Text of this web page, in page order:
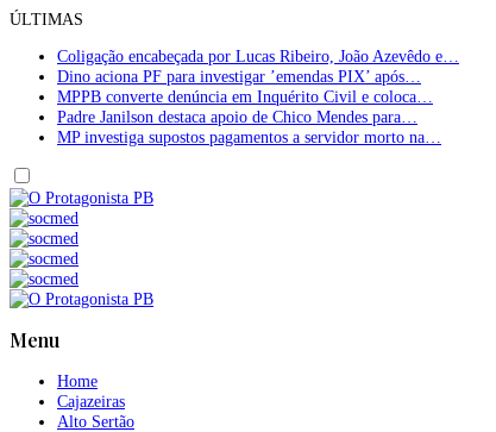
ÚLTIMAS
Coligação encabeçada por Lucas Ribeiro, João Azevêdo e…
Dino aciona PF para investigar ’emendas PIX’ após…
MPPB converte denúncia em Inquérito Civil e coloca…
Padre Janilson destaca apoio de Chico Mendes para…
MP investiga supostos pagamentos a servidor morto na…
Menu
Home
Cajazeiras
Alto Sertão